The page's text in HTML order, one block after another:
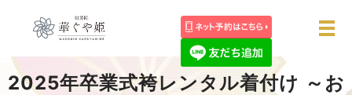
メ
2025年卒業式袴レンタル着付け ～お